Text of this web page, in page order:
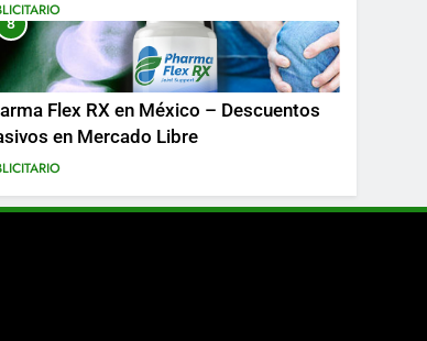
8
Flex RX en México – Descuentos
en Mercado Libre